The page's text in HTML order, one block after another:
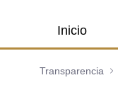
Inicio
Transparencia